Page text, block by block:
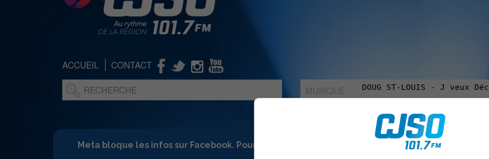
ACCUEIL CONTACT
MUSIQUE :
Meta bloque les infos sur Facebook. Pour ne rien manquer à Sorel-Tracy et la région,